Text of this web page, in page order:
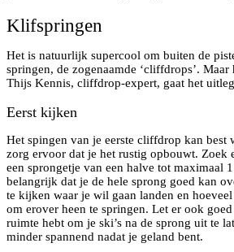
Klifspringen
Het is natuurlijk supercool om buiten de
springen, de zogenaamde ‘cliffdrops’. Maar
Thijs Kennis, cliffdrop-expert, gaat het
Eerst kijken
Het spingen van je eerste cliffdrop kan best
zorg ervoor dat je het rustig opbouwt. Zoek
een sprongetje van een halve tot maximaal
belangrijk dat je de hele sprong goed kan
te kijken waar je wil gaan landen en
om erover heen te springen. Let er ook
ruimte hebt om je ski’s na de sprong uit te
minder spannend nadat je geland bent.